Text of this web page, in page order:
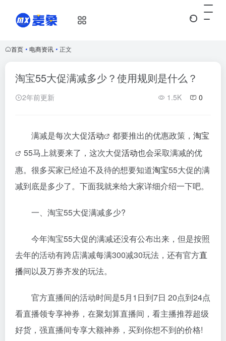
首页 • 电商资讯 • 正文
淘宝55大促满减多少？使用规则是什么？
2年前更新 1.5K 0
满减是每次大促活动 都要推出的优惠政策， 淘宝
55马上就要来了，这次大促活动也会采取满减的优
惠。很多买家已经迫不及待的想要知道淘宝55大促的满
减到底是多少了。下面我就来给大家详细介绍一下吧。
一、淘宝55大促满减多少?
今年淘宝55大促的满减还没有公布出来，但是按照
去年的活动有跨店满减每满300减30玩法，还有官方直
播间以及万券齐发的玩法。
官方直播间的活动时间是5月1日到7日 20点到24点
看直播领专享神券，在聚划算直播间，看主播推荐超级
好货，强直播间专享大额神券，买到你想不到的价格!